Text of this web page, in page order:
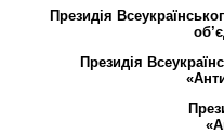
Президія
Президія